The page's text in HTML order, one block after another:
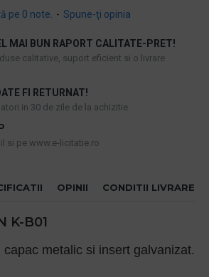
pe 0 note. - Spune-ţi opinia
MAI BUN RAPORT CALITATE-PRET!
calitative, suport eficient si o livrare
FI RETURNAT!
in 30 de zile de la achizitie
si pe www.e-licitatie.ro
OPINII CONDITII LIVRARE
K-B01
metalic si insert galvanizat.